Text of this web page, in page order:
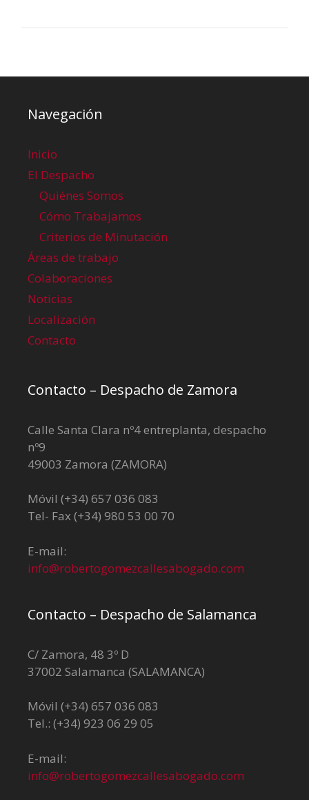
Navegación
Inicio
El Despacho
Quiénes Somos
Cómo Trabajamos
Criterios de Minutación
Áreas de trabajo
Colaboraciones
Noticias
Localización
Contacto
Contacto – Despacho de Zamora
Calle Santa Clara nº4 entreplanta, despacho
nº9
49003 Zamora (ZAMORA)
Móvil (+34) 657 036 083
Tel- Fax (+34) 980 53 00 70
E-mail:
info@robertogomezcallesabogado.com
Contacto – Despacho de Salamanca
C/ Zamora, 48 3º D
37002 Salamanca (SALAMANCA)
Móvil (+34) 657 036 083
Tel.: (+34) 923 06 29 05
E-mail:
info@robertogomezcallesabogado.com